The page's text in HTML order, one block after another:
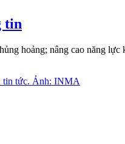
tin
hoảng; nâng cao năng lực